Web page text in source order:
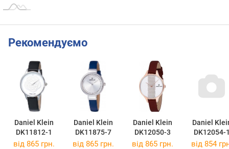
Рекомендуємо
Daniel Klein
DK11812-1
Daniel Klein
DK11875-7
Daniel Klein
DK12050-3
Daniel
DK12054-
від 865 грн. від 865 грн. від 865 грн. від 854